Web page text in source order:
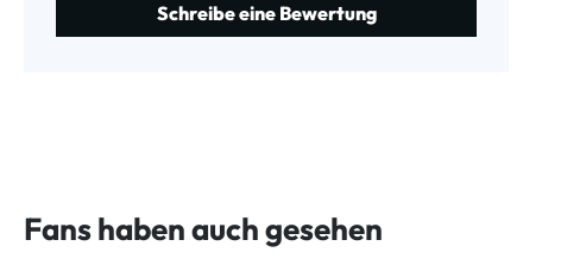
Schreibe eine Bewertung
Fans haben auch gesehen